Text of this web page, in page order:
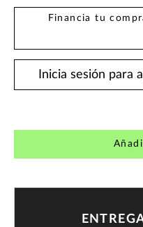
Financia tu
Inicia sesión para